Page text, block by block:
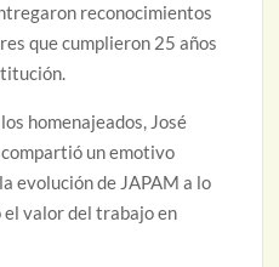
reconocimientos
que cumplieron 25 años
homenajeados, José
un emotivo
evolución de JAPAM a lo
el valor del trabajo en